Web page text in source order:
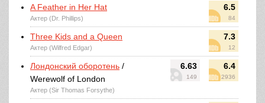
6.5
84
A Feather in Her Hat
Актер (Dr. Phillips)
7.3
12
Three Kids and a Queen
Актер (Wilfred Edgar)
6.63
149
6.4
2936
Лондонский оборотень /
Werewolf of London
Актер (Sir Thomas Forsythe)